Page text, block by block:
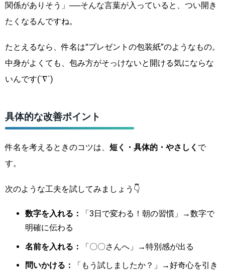
関係がありそう」──そんな言葉が入っていると、つい開き
たくなるんですね。
たとえるなら、件名は“プレゼントの包装紙”のようなもの。
中身がよくても、包み方がそっけないと開ける気にならな
いんです(´∇`)
具体的な改善ポイント
件名を考えるときのコツは、 短く・具体的・やさしく で
す。
次のような工夫を試してみましょう👇
数字を入れる：
「3日で変わる！朝の習慣」→数字で
明確に伝わる
名前を入れる：
「〇〇さんへ」→特別感が出る
問いかける：
「もう試しましたか？」→好奇心を引き